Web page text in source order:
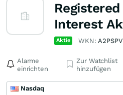
Interest
Aktie WKN:A2PSPV
Alarme
einrichten
Zur Watchlist
hinzufügen
Nasdaq